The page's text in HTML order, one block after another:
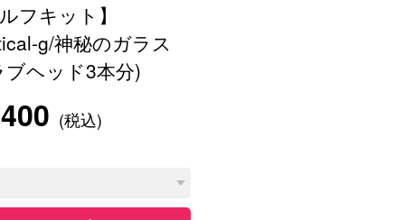
フキット】
g/神秘のガラス
ブヘッド3本分)
(税込)